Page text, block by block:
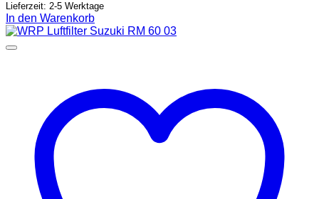
Lieferzeit: 2-5 Werktage
In den Warenkorb